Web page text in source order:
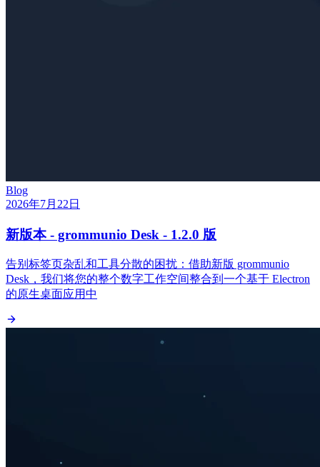
Blog
2026年7月22日
新版本 - grommunio Desk - 1.2.0 版
告别标签页杂乱和工具分散的困扰：借助新版 grommunio
Desk，我们将您的整个数字工作空间整合到一个基于 Electron
的原生桌面应用中